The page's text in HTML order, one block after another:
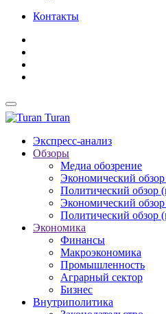
Контакты
Turan
Экспресс-анализ
Обзоры
Медиа обозрение
Экономический
Политический обзор
Экономический
Политический обзор
Экономика
Финансы
Макроэкономика
Промышленность
Аграрный сектор
Бизнес
Внутриполитика